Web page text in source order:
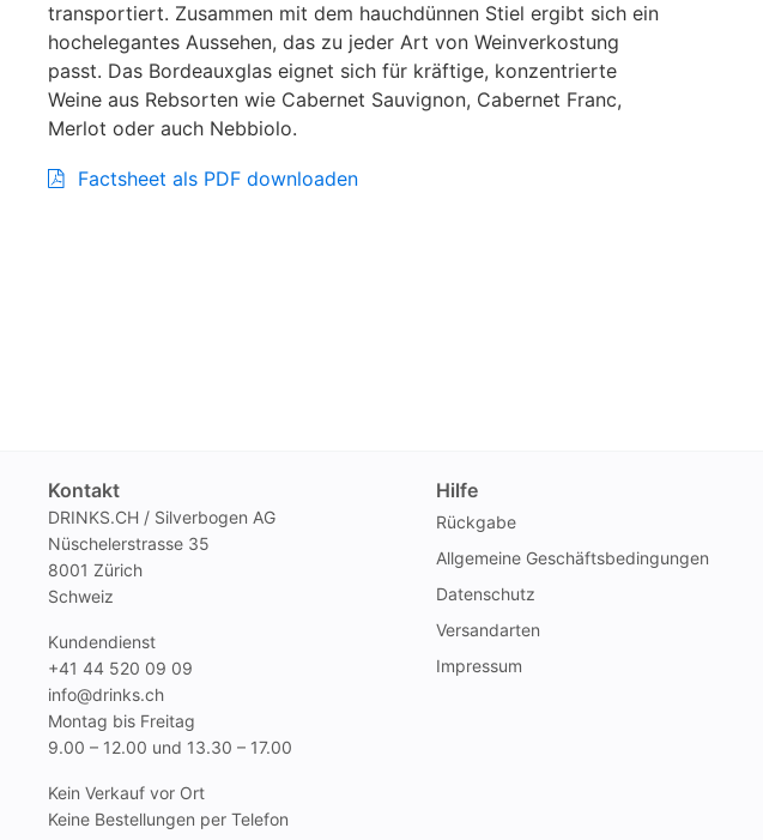
transportiert. Zusammen mit dem hauchdünnen Stiel ergibt sich ein
hochelegantes Aussehen, das zu jeder Art von Weinverkostung
passt. Das Bordeauxglas eignet sich für kräftige, konzentrierte
Weine aus Rebsorten wie Cabernet Sauvignon, Cabernet Franc,
Merlot oder auch Nebbiolo.
Factsheet als PDF downloaden
Kontakt
DRINKS.CH / Silverbogen AG
Nüschelerstrasse 35
8001 Zürich
Schweiz
Kundendienst
+41 44 520 09 09
info@drinks.ch
Montag bis Freitag
9.00 – 12.00 und 13.30 – 17.00
Kein Verkauf vor Ort
Keine Bestellungen per Telefon
Hilfe
Rückgabe
Allgemeine Geschäftsbedingungen
Datenschutz
Versandarten
Impressum